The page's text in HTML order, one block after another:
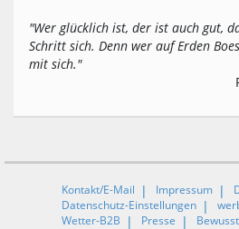
"Wer glücklich ist, der ist auch gut,
Schritt sich. Denn wer auf Erden
mit sich."
Kontakt/E-Mail Impressum
Datenschutz-Einstellungen
Wetter-B2B
Presse